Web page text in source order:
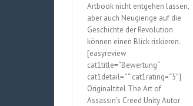
Artbook nicht entgehen lassen,
aber auch Neugierige auf die
Geschichte der Revolution
können einen Blick riskieren.
[easyreview
cat1title=“Bewertung“
cat1detail=“ “ cat1rating=“5″]
Originaltitel The Art of
Assassin’s Creed Unity Autor